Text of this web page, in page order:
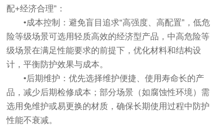
配+经济合理”：
•成本控制：避免盲目追求“高强度、高配置”，低危
险等级场景可选用轻质高效的经济型产品，中高危险等
级场景在满足性能要求的前提下，优化材料和结构设
计，平衡防护效果与成本。
•后期维护：优先选择维护便捷、使用寿命长的产
品，减少后期检修成本；部分场景（如腐蚀性环境）需
选用免维护或易更换的材质，确保长期使用过程中防护
性能不衰减。